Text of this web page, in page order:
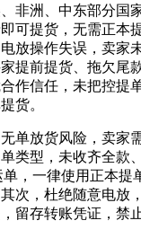
非洲、中东部分国
可提货，无需正本
放操作失误，卖家
提前提货、拖欠尾
作信任，未把控提
货。
放货风险，卖家
类型，未收齐全款
，一律使用正本提
次，杜绝随意电放
留存转账凭证，禁